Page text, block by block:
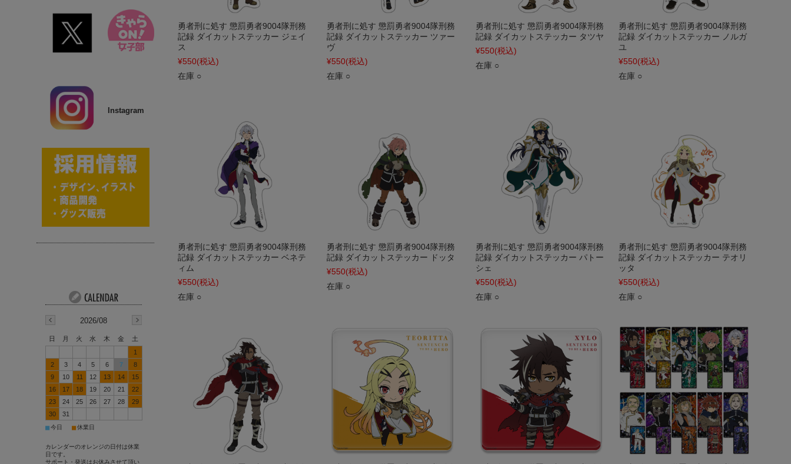
勇者刑に処す 懲罰勇者9004隊刑務
記録 ダイカットステッカー ジェイ
ス
¥550(税込)
在庫 ○
勇者刑に処す 懲罰勇者9004隊刑務
記録 ダイカットステッカー ツァー
ヴ
¥550(税込)
在庫 ○
勇者刑に処す 懲罰勇者9004隊刑務
記録 ダイカットステッカー タツヤ
¥550(税込)
在庫 ○
勇者刑に処す 懲罰勇者9004隊刑務
記録 ダイカットステッカー ノルガ
ユ
¥550(税込)
在庫 ○
勇者刑に処す 懲罰勇者9004隊刑務
記録 ダイカットステッカー ベネテ
ィム
¥550(税込)
在庫 ○
勇者刑に処す 懲罰勇者9004隊刑務
記録 ダイカットステッカー ドッタ
¥550(税込)
在庫 ○
勇者刑に処す 懲罰勇者9004隊刑務
記録 ダイカットステッカー パトー
シェ
¥550(税込)
在庫 ○
勇者刑に処す 懲罰勇者9004隊刑務
記録 ダイカットステッカー テオリ
ッタ
¥550(税込)
在庫 ○
Instagram
2026/08
日 月 火 水 木 金
土
1
2
3 4 5 6 7
8
9
10 11 12 13 14
15
16
17 18 19 20 21
22
23
24 25 26 27 28
29
30
31
■今日 ■休業日
カレンダーのオレンジの日付は休業
日です。
サポート・発送はお休みさせて頂い